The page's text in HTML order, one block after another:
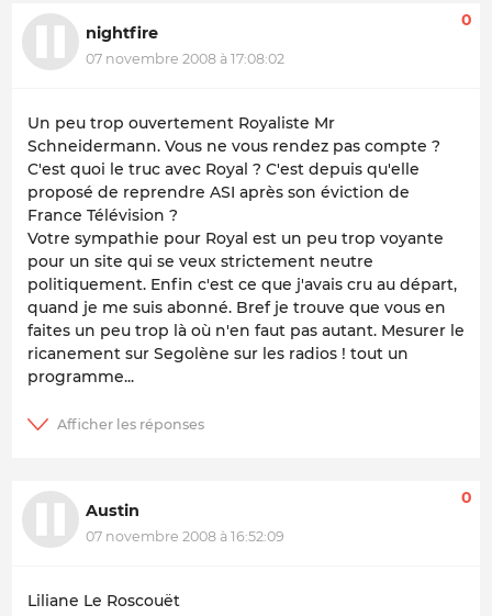
nightfire
07 novembre 2008 à 17:08:02
0
Un peu trop ouvertement Royaliste Mr
Schneidermann. Vous ne vous rendez pas compte ?
C'est quoi le truc avec Royal ? C'est depuis qu'elle
proposé de reprendre ASI après son éviction de
France Télévision ?
Votre sympathie pour Royal est un peu trop voyante
pour un site qui se veux strictement neutre
politiquement. Enfin c'est ce que j'avais cru au départ,
quand je me suis abonné. Bref je trouve que vous en
faites un peu trop là où n'en faut pas autant. Mesurer le
ricanement sur Segolène sur les radios ! tout un
programme...
Austin
07 novembre 2008 à 16:52:09
0
Liliane Le Roscouët